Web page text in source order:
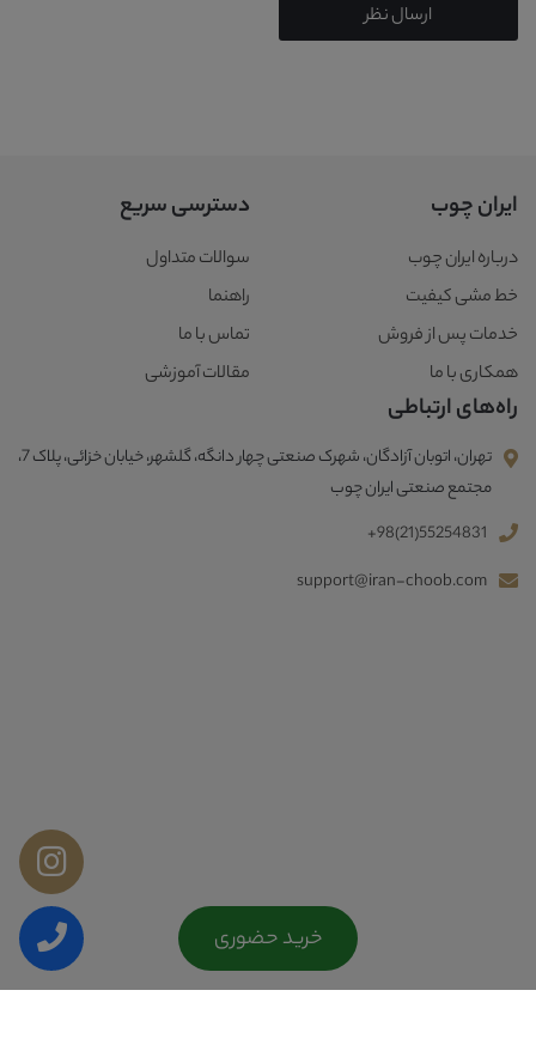
ارسال نظر
خرید حضوری
ایران چوب
درباره ایران چوب
خط مشی کیفیت
خدمات پس از فروش
همکاری با ما
دسترسی سریع
سوالات متداول
راهنما
تماس با ما
مقالات آموزشی
راه‌های ارتباطی
تهران، اتوبان آزادگان، شهرک صنعتی چهار دانگه، گلشهر، خیابان خزائی، پلاک 7،
مجتمع صنعتی ایران چوب
+98(21)55254831
support@iran-choob.com